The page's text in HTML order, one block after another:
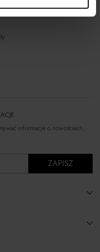
informacje o nowościach,
ZAPISZ